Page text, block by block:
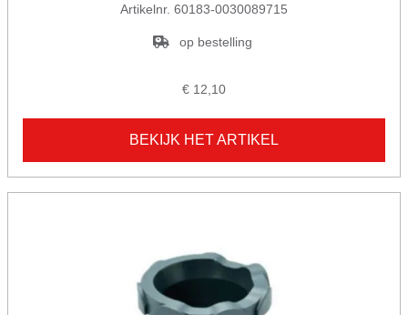
Artikelnr. 60183-0030089715
op bestelling
€ 12,10
BEKIJK HET ARTIKEL